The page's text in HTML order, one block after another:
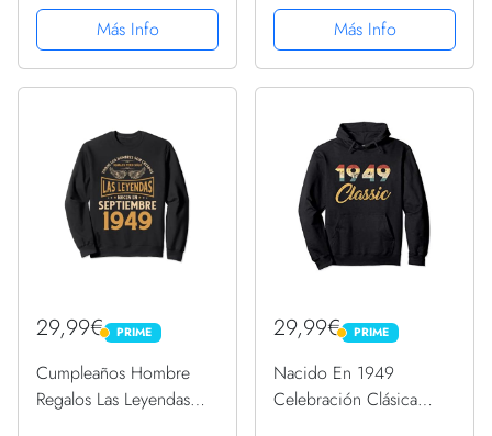
Más Info
Más Info
29,99€ PRIME
PRIME
Cumpleaños Hombre
Regalos Las Leyendas
29,99€ PRIME
PRIME
Nacido En 1949
Celebración Clásica